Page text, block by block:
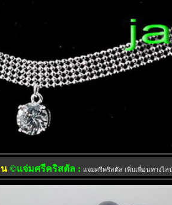
©แจ่มศรีคริสตัล : แจ่มศรีคริสตัล เพิ่มเพื่อนทางไ